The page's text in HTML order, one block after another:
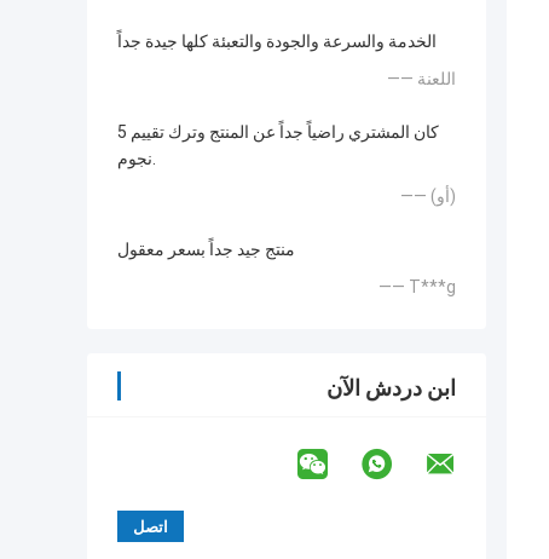
الخدمة والسرعة والجودة والتعبئة كلها جيدة جداً
—— اللعنة
كان المشتري راضياً جداً عن المنتج وترك تقييم 5
نجوم.
—— (أو)
منتج جيد جداً بسعر معقول
—— T***g
ابن دردش الآن